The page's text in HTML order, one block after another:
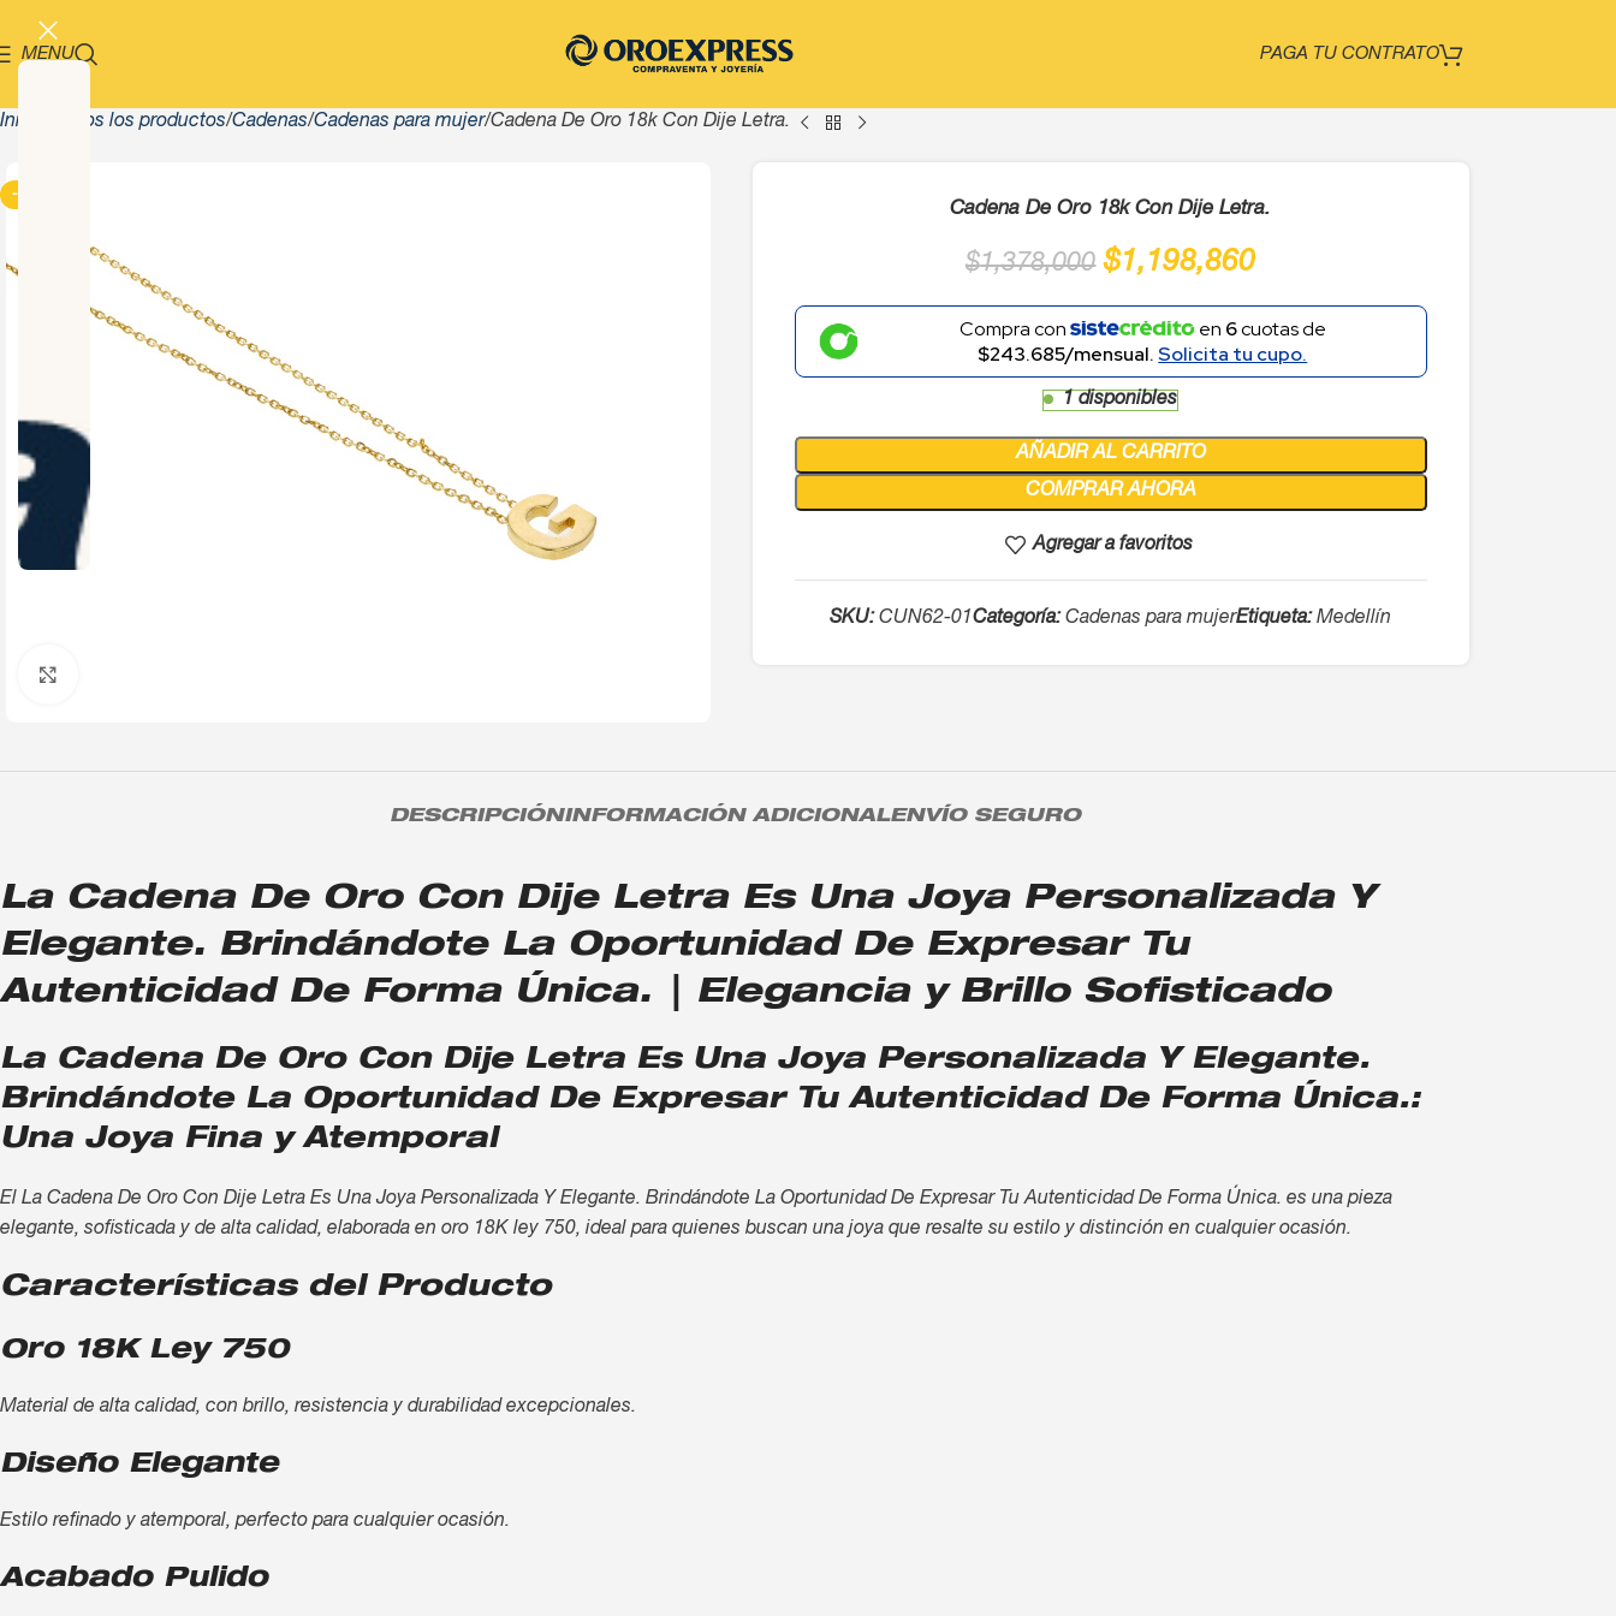
MENU PAGA TU CONTRATO
Inicio Todos los productos Cadenas Cadenas para mujer Cadena De Oro 18k Con Dije Letra.
-13%
Cadena De Oro 18k Con Dije Letra.
$1,378,000 $1,198,860
Compra con en 6cuotas de
$243.685/mensual.Solicita tu cupo.
1 disponibles
AÑADIR AL CARRITO
COMPRAR AHORA
Agregar a favoritos
SKU:CUN62-01Categoría: Cadenas para mujerEtiqueta: Medellín
DESCRIPCIÓNINFORMACIÓN ADICIONALENVÍO SEGURO
La Cadena De Oro Con Dije Letra Es Una Joya Personalizada Y
Elegante. Brindándote La Oportunidad De Expresar Tu
Autenticidad De Forma Única. | Elegancia y Brillo Sofisticado
La Cadena De Oro Con Dije Letra Es Una Joya Personalizada Y Elegante.
Brindándote La Oportunidad De Expresar Tu Autenticidad De Forma Única.:
Una Joya Fina y Atemporal
El La Cadena De Oro Con Dije Letra Es Una Joya Personalizada Y Elegante. Brindándote La Oportunidad De Expresar Tu Autenticidad De Forma Única. es una pieza
elegante, sofisticada y de alta calidad, elaborada en oro 18K ley 750, ideal para quienes buscan una joya que resalte su estilo y distinción en cualquier ocasión.
Características del Producto
Oro 18K Ley 750
Material de alta calidad, con brillo, resistencia y durabilidad excepcionales.
Diseño Elegante
Estilo refinado y atemporal, perfecto para cualquier ocasión.
Acabado Pulido